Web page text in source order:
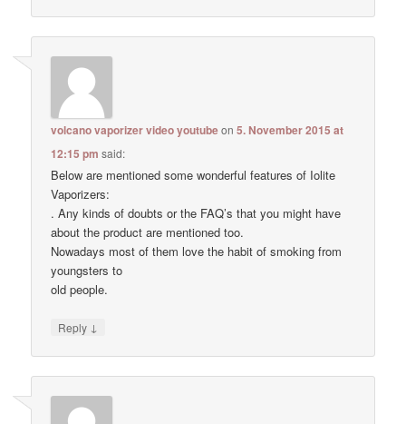
volcano vaporizer video youtubeon5. November 2015 at
12:15 pm said:
Below are mentioned some wonderful features of Iolite
Vaporizers:
. Any kinds of doubts or the FAQ’s that you might have
about the product are mentioned too.
Nowadays most of them love the habit of smoking from
youngsters to
old people.
Reply ↓